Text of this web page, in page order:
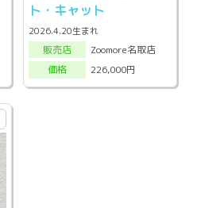
ト・キャット
2026.4.20生まれ
販売店
Zoomore名取店
価格
226,000円